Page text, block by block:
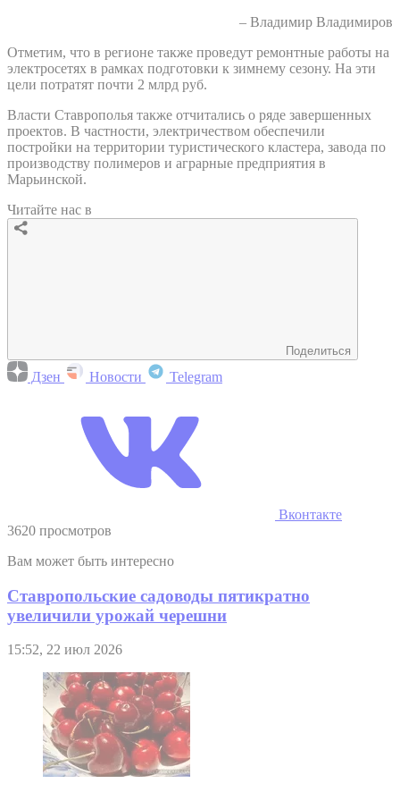
– Владимир Владимиров
Отметим, что в регионе также проведут ремонтные работы на
электросетях в рамках подготовки к зимнему сезону. На эти
цели потратят почти 2 млрд руб.
Власти Ставрополья также отчитались о ряде завершенных
проектов. В частности, электричеством обеспечили
постройки на территории туристического кластера, завода по
производству полимеров и аграрные предприятия в
Марьинской.
Читайте нас в
Поделиться
Дзен Новости Telegram
Вконтакте
3620 просмотров
Вам может быть интересно
Ставропольские садоводы пятикратно
увеличили урожай черешни
15:52, 22 июл 2026